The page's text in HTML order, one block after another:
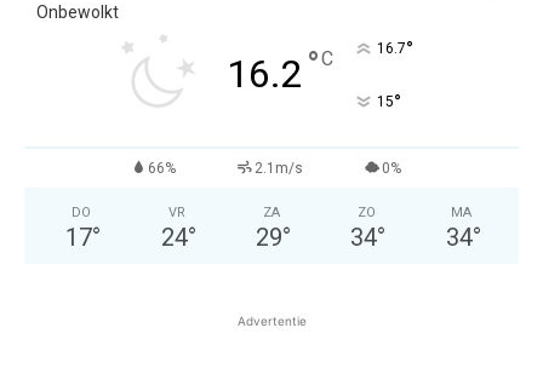
Onbewolkt
16.2 °C 16.7°
15°
66% 2.1m/s 0%
DO
17°
VR
24°
ZA
29°
ZO
34°
MA
34°
Advertentie